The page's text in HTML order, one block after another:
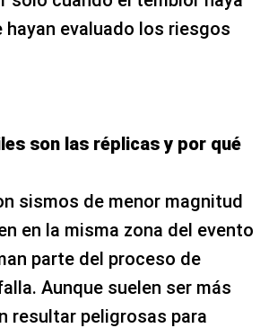
hayan evaluado los riesgos
son las réplicas y por qué
sismos de menor magnitud
en la misma zona del evento
parte del proceso de
Aunque suelen ser más
resultar peligrosas para